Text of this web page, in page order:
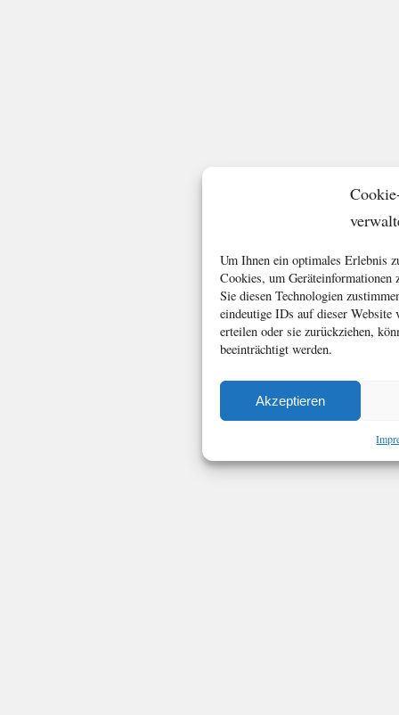
Um Ihnen ein optimales Erlebnis
Cookies, um Geräteinformationen
Sie diesen Technologien
eindeutige IDs auf dieser
erteilen oder sie zurückziehen,
beeinträchtigt werden.
Akzeptieren